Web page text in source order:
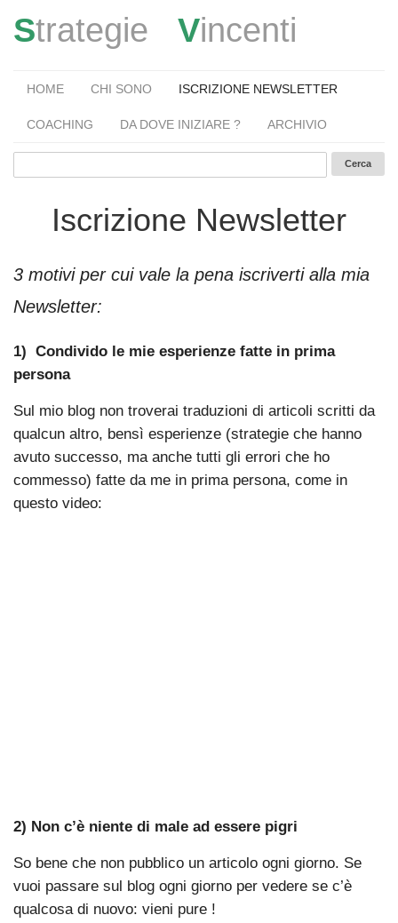
Strategie Vincenti
HOME CHI SONO ISCRIZIONE NEWSLETTER
COACHING DA DOVE INIZIARE ? ARCHIVIO
Iscrizione Newsletter
3 motivi per cui vale la pena iscriverti alla mia
Newsletter:
1) Condivido le mie esperienze fatte in prima
persona
Sul mio blog non troverai traduzioni di articoli scritti da
qualcun altro, bensì esperienze (strategie che hanno
avuto successo, ma anche tutti gli errori che ho
commesso) fatte da me in prima persona, come in
questo video:
2) Non c’è niente di male ad essere pigri
So bene che non pubblico un articolo ogni giorno. Se
vuoi passare sul blog ogni giorno per vedere se c’è
qualcosa di nuovo: vieni pure !